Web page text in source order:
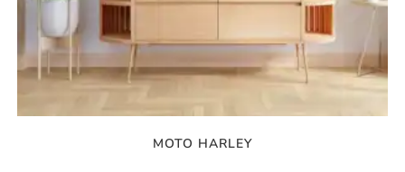
MOTO HARLEY